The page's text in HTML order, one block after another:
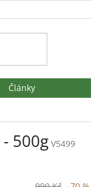
Články
500g V5499